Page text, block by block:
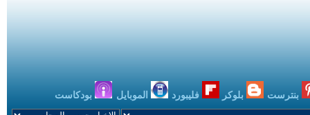
بنترست بلوكر فليبورد الموبايل بودكاست